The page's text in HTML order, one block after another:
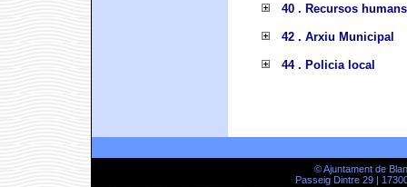
40 . Recursos humans
42 . Arxiu Municipal
44 . Policia local
© Ajuntament de
Passeig Dintre 29 |